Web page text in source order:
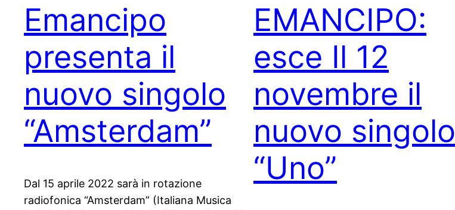
Emancipo
presenta il
nuovo singolo
“Amsterdam”
Dal 15 aprile 2022 sarà in rotazione
radiofonica “Amsterdam” (Italiana Musica
EMANCIPO:
esce Il 12
novembre il
nuovo singolo
“Uno”